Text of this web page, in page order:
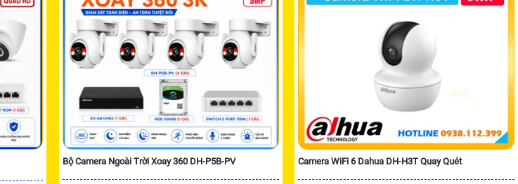
Bộ Camera Ngoài Trời Xoay 360 DH-P5B-PV Camera WiFi 6 Dahua DH-H3T Quay Quét